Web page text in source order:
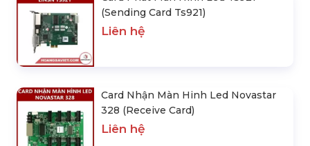
(Sending Card Ts921)
Liên hệ
Card Nhận Màn Hinh Led Novastar
328 (Receive Card)
Liên hệ